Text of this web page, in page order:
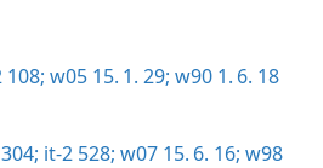
108; w05 15. 1. 29; w90 1. 6. 18
304; it-2 528; w07 15. 6. 16; w98